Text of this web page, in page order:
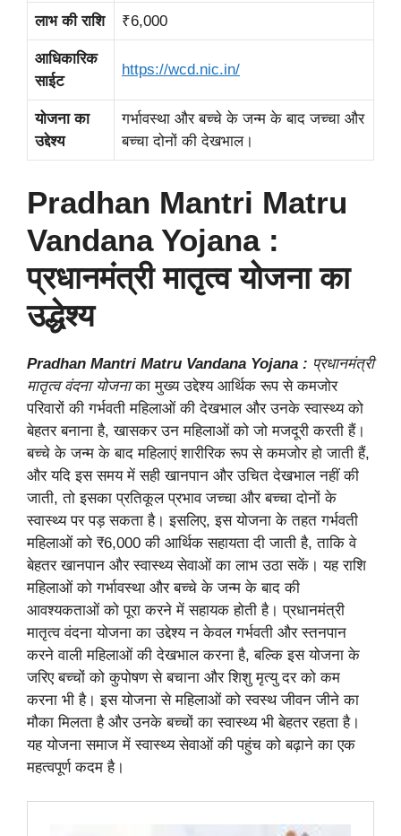
लाभ की राशि ₹6,000
आधिकारिक
साईट
https://wcd.nic.in/
योजना का
उद्देश्य
गर्भावस्था और बच्चे के जन्म के बाद जच्चा और
बच्चा दोनों की देखभाल।
Pradhan Mantri Matru
Vandana Yojana :
प्रधानमंत्री मातृत्व योजना का
उद्धेश्य
Pradhan Mantri Matru Vandana Yojana : प्रधानमंत्री
मातृत्व वंदना योजनाका मुख्य उद्देश्य आर्थिक रूप से कमजोर
परिवारों की गर्भवती महिलाओं की देखभाल और उनके स्वास्थ्य को
बेहतर बनाना है, खासकर उन महिलाओं को जो मजदूरी करती हैं।
बच्चे के जन्म के बाद महिलाएं शारीरिक रूप से कमजोर हो जाती हैं,
और यदि इस समय में सही खानपान और उचित देखभाल नहीं की
जाती, तो इसका प्रतिकूल प्रभाव जच्चा और बच्चा दोनों के
स्वास्थ्य पर पड़ सकता है। इसलिए, इस योजना के तहत गर्भवती
महिलाओं को ₹6,000 की आर्थिक सहायता दी जाती है, ताकि वे
बेहतर खानपान और स्वास्थ्य सेवाओं का लाभ उठा सकें। यह राशि
महिलाओं को गर्भावस्था और बच्चे के जन्म के बाद की
आवश्यकताओं को पूरा करने में सहायक होती है। प्रधानमंत्री
मातृत्व वंदना योजना का उद्देश्य न केवल गर्भवती और स्तनपान
करने वाली महिलाओं की देखभाल करना है, बल्कि इस योजना के
जरिए बच्चों को कुपोषण से बचाना और शिशु मृत्यु दर को कम
करना भी है। इस योजना से महिलाओं को स्वस्थ जीवन जीने का
मौका मिलता है और उनके बच्चों का स्वास्थ्य भी बेहतर रहता है।
यह योजना समाज में स्वास्थ्य सेवाओं की पहुंच को बढ़ाने का एक
महत्वपूर्ण कदम है।